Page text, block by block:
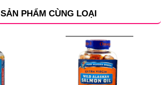
SẢN PHẨM CÙNG LOẠI